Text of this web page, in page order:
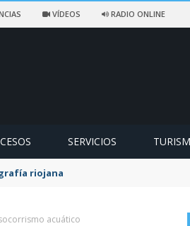
VÍDEOS RADIO ONLINE
SERVICIOS
riojana
acuático